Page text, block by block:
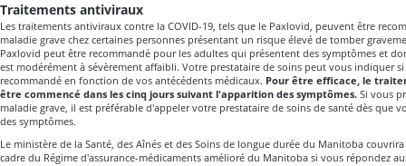
Traitements antiviraux
Les traitements antiviraux contre la COVID-19, tels que le Paxlovid, peuvent être
maladie grave chez certaines personnes présentant un risque élevé de tomber
Paxlovid peut être recommandé pour les adultes qui présentent des symptômes et
est modérément à sévèrement affaibli. Votre prestataire de soins peut vous indiquer
recommandé en fonction de vos antécédents médicaux. Pour être efficace, le
être commencé dans les cinq jours suivant l'apparition des symptômes. Si vous
maladie grave, il est préférable d'appeler votre prestataire de soins de santé dès que
des symptômes.
Le ministère de la Santé, des Aînés et des Soins de longue durée du Manitoba
cadre du Régime d'assurance-médicaments amélioré du Manitoba si vous répondez